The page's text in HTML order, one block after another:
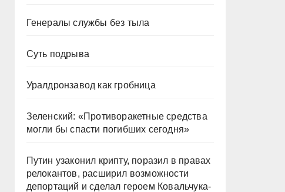
Генералы службы без тыла
Суть подрыва
Уралдронзавод как гробница
Зеленский: «Противоракетные средства
могли бы спасти погибших сегодня»
Путин узаконил крипту, поразил в правах
релокантов, расширил возможности
депортаций и сделал героем Ковальчука-